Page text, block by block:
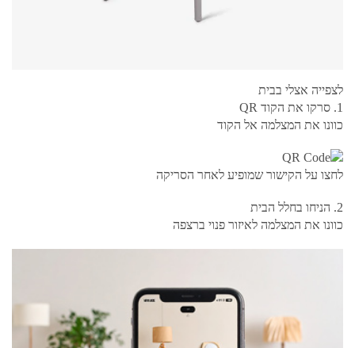
לצפייה אצלי בבית
1. סרקו את הקוד QR
כוונו את המצלמה אל הקוד
לחצו על הקישור שמופיע לאחר הסריקה
2. הניחו בחלל הבית
כוונו את המצלמה לאיזור פנוי ברצפה